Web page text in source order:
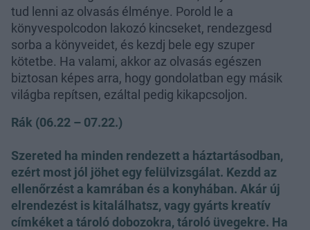
tud lenni az olvasás élménye. Porold le a
könyvespolcodon lakozó kincseket, rendezgesd
sorba a könyveidet, és kezdj bele egy szuper
kötetbe. Ha valami, akkor az olvasás egészen
biztosan képes arra, hogy gondolatban egy másik
világba repítsen, ezáltal pedig kikapcsoljon.
Rák (06.22 – 07.22.)
Szereted ha minden rendezett a háztartásodban,
ezért most jól jöhet egy felülvizsgálat. Kezdd az
ellenőrzést a kamrában és a konyhában. Akár új
elrendezést is kitalálhatsz, vagy gyárts kreatív
címkéket a tároló dobozokra, tároló üvegekre. Ha